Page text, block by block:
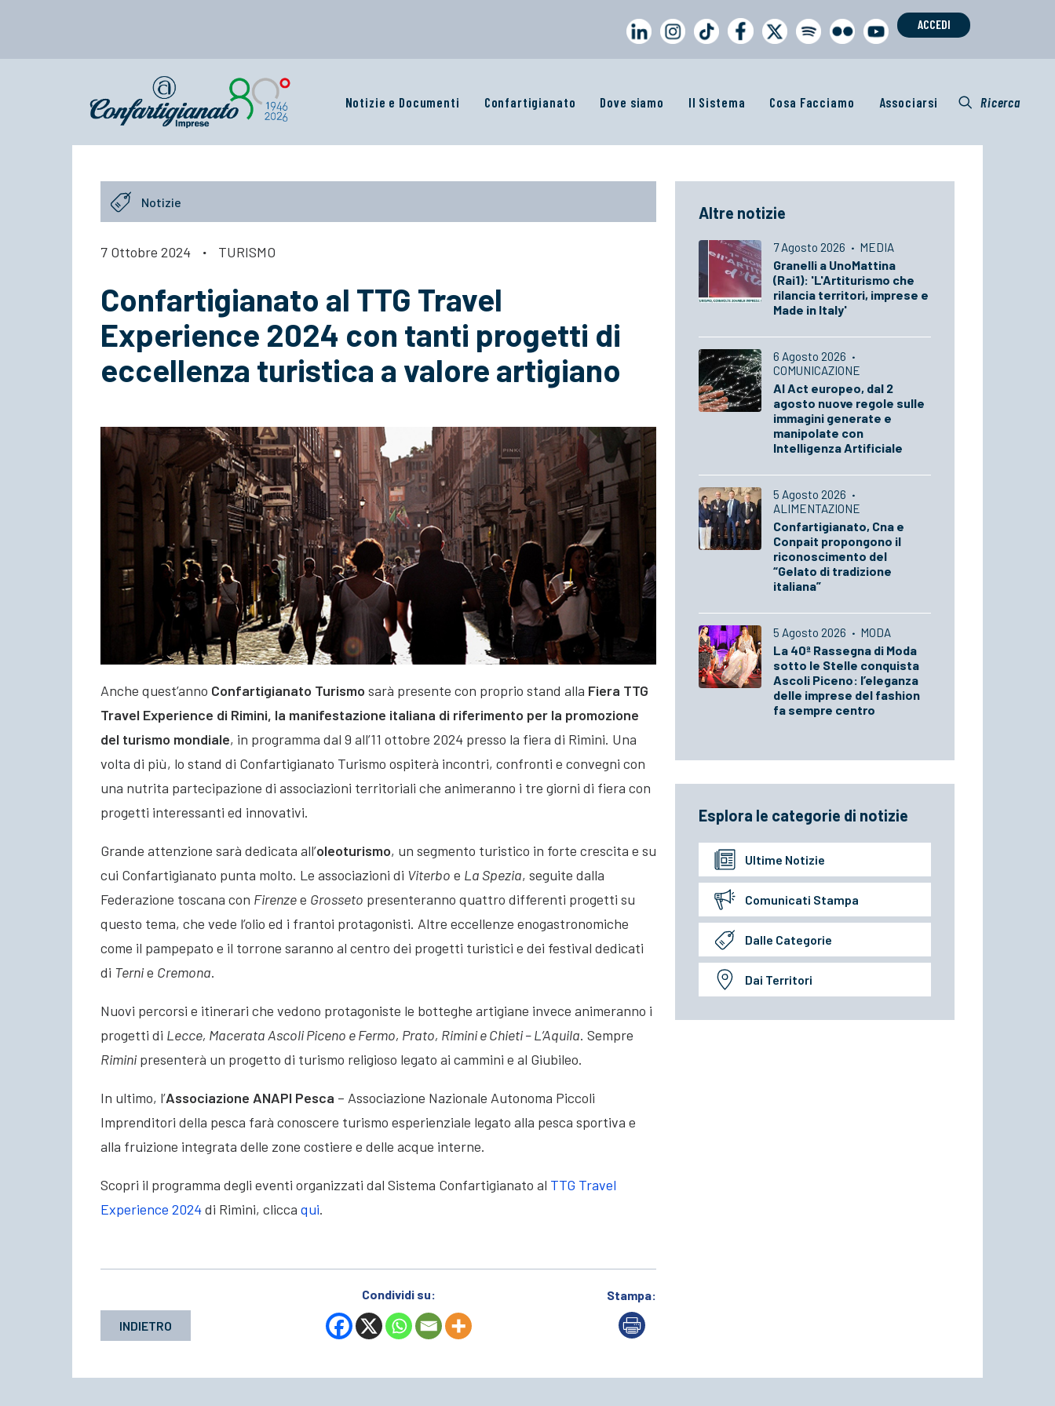
ACCEDI
Notizie e Documenti Confartigianato Dove siamo Il Sistema Cosa Facciamo Associarsi Ricerca
Notizie
7 Ottobre 2024 · TURISMO
Confartigianato al TTG Travel
Experience 2024 con tanti progetti di
eccellenza turistica a valore artigiano
Anche quest’anno Confartigianato Turismo sarà presente con proprio stand alla Fiera TTG
Travel Experience di Rimini, la manifestazione italiana di riferimento per la promozione
del turismo mondiale, in programma dal 9 all’11 ottobre 2024 presso la fiera di Rimini. Una
volta di più, lo stand di Confartigianato Turismo ospiterà incontri, confronti e convegni con
una nutrita partecipazione di associazioni territoriali che animeranno i tre giorni di fiera con
progetti interessanti ed innovativi.
Grande attenzione sarà dedicata all’oleoturismo, un segmento turistico in forte crescita e su
cui Confartigianato punta molto. Le associazioni di Viterbo e La Spezia, seguite dalla
Federazione toscana con Firenzee Grosseto presenteranno quattro differenti progetti su
questo tema, che vede l’olio ed i frantoi protagonisti. Altre eccellenze enogastronomiche
come il pampepato e il torrone saranno al centro dei progetti turistici e dei festival dedicati
di Ternie Cremona.
Nuovi percorsi e itinerari che vedono protagoniste le botteghe artigiane invece animeranno i
progetti di Lecce, Macerata Ascoli Piceno e Fermo, Prato, Rimini e Chieti – L’Aquila. Sempre
Riminipresenterà un progetto di turismo religioso legato ai cammini e al Giubileo.
In ultimo, l’Associazione ANAPI Pesca – Associazione Nazionale Autonoma Piccoli
Imprenditori della pesca farà conoscere turismo esperienziale legato alla pesca sportiva e
alla fruizione integrata delle zone costiere e delle acque interne.
Scopri il programma degli eventi organizzati dal Sistema Confartigianato al TTG Travel
Experience 2024di Rimini, clicca qui.
INDIETRO
Condividi su: Stampa:
Altre notizie
7 Agosto 2026 · MEDIA
Granelli a UnoMattina
(Rai1): 'L'Artiturismo che
rilancia territori, imprese e
Made in Italy'
6 Agosto 2026 ·
COMUNICAZIONE
AI Act europeo, dal 2
agosto nuove regole sulle
immagini generate e
manipolate con
Intelligenza Artificiale
5 Agosto 2026 ·
ALIMENTAZIONE
Confartigianato, Cna e
Conpait propongono il
riconoscimento del
“Gelato di tradizione
italiana”
5 Agosto 2026 · MODA
La 40ª Rassegna di Moda
sotto le Stelle conquista
Ascoli Piceno: l’eleganza
delle imprese del fashion
fa sempre centro
Esplora le categorie di notizie
Ultime Notizie
Comunicati Stampa
Dalle Categorie
Dai Territori